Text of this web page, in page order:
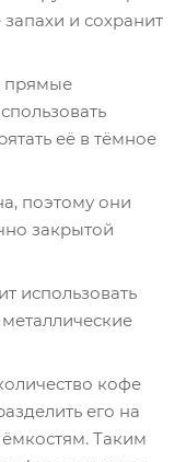
и сохранит
прямые
её в тёмное
поэтому они
закрытой
использовать
кофе
его на
Таким